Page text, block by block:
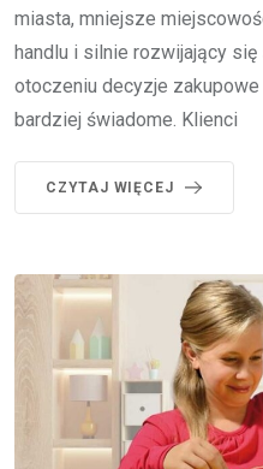
miasta, mniejsze
handlu i silnie rozwijający
otoczeniu decyzje
bardziej świadome. Klienci
CZYTAJ WIĘCEJ